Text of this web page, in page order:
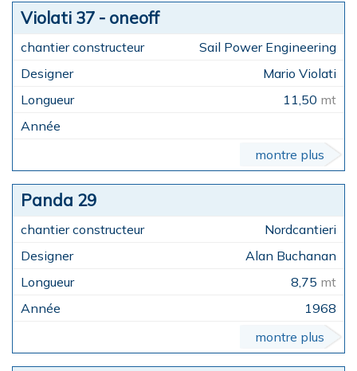
Violati 37 - oneoff
Sail Power Engineering
Mario Violati
11,50 mt
montre plus
Panda 29
Nordcantieri
Alan Buchanan
8,75 mt
1968
montre plus